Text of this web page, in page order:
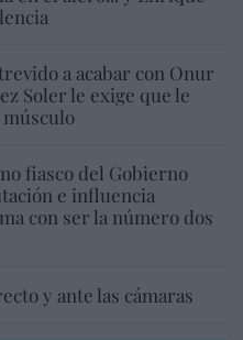
a acabar con Onur
Soler le exige que le
fiasco del Gobierno
e influencia
con ser la número dos
y ante las cámaras